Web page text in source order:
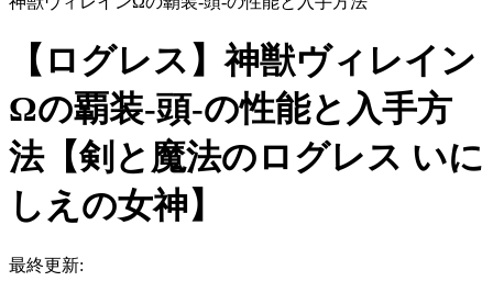
【ログレス】神獣ヴィレイン
Ωの覇装-頭-の性能と入手方
法【剣と魔法のログレス いに
しえの女神】
最終更新: